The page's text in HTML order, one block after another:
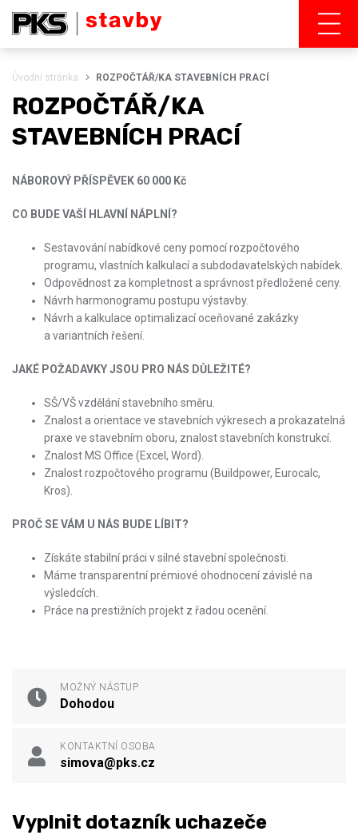
Úvodní stránka ROZPOČTÁŘ/KA STAVEBNÍCH PRACÍ
ROZPOČTÁŘ/KA
STAVEBNÍCH PRACÍ
NÁBOROVÝ PŘÍSPĚVEK 60 000 Kč
CO BUDE VAŠÍ HLAVNÍ NÁPLNÍ?
Sestavování nabídkové ceny pomocí rozpočtového
programu, vlastních kalkulací a subdodavatelských nabídek.
Odpovědnost za kompletnost a správnost předložené ceny.
Návrh harmonogramu postupu výstavby.
Návrh a kalkulace optimalizací oceňované zakázky
a variantních řešení.
JAKÉ POŽADAVKY JSOU PRO NÁS DŮLEŽITÉ?
SŠ/VŠ vzdělání stavebního směru.
Znalost a orientace ve stavebních výkresech a prokazatelná
praxe ve stavebním oboru, znalost stavebních konstrukcí.
Znalost MS Office (Excel, Word).
Znalost rozpočtového programu (Buildpower, Eurocalc,
Kros).
PROČ SE VÁM U NÁS BUDE LÍBIT?
Získáte stabilní práci v silné stavební společnosti.
Máme transparentní prémiové ohodnocení závislé na
výsledcích.
Práce na prestižních projekt z řadou ocenění.
MOŽNÝ NÁSTUP
Dohodou
KONTAKTNÍ OSOBA
simova@pks.cz
Vyplnit dotazník uchazeče